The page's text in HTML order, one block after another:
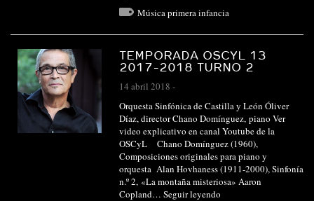
Música primera infancia
TEMPORADA OSCYL 13
2017-2018 TURNO 2
14 abril 2018 -
Orquesta Sinfónica de Castilla y León Óliver
Díaz, director Chano Domínguez, piano Ver
video explicativo en canal Youtube de la
OSCyL Chano Domínguez (1960),
Composiciones originales para piano y
orquesta Alan Hovhaness (1911-2000), Sinfonía
n.º 2, «La montaña misteriosa» Aaron
Copland… Seguir leyendo